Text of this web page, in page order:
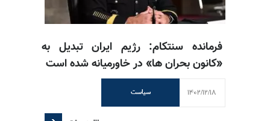
فرمانده سنتکام: رژیم ایران تبدیل به
«‌کانون بحران ها» در خاورمیانه شده است
سیاست 1402/12/18